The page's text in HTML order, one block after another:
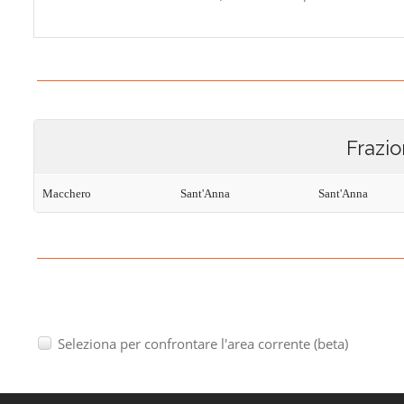
Macchero Sant'Anna Sant'Anna
Seleziona per confrontare l'area corrente (beta)